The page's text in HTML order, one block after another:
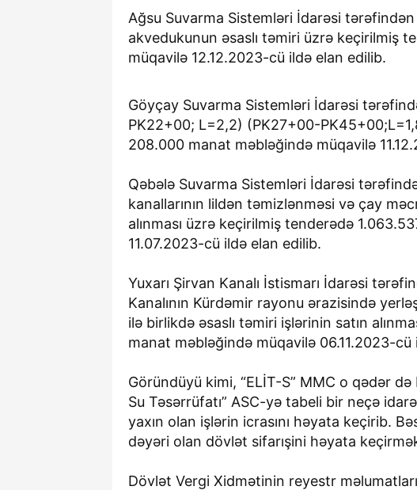
Ağsu Suvarma Sistemləri İdarəsi
akvedukunun əsaslı təmiri üzrə keçirilmiş
müqavilə 12.12.2023-cü ildə elan edilib.
Göyçay Suvarma Sistemləri İdarəsi
PK22+00; L=2,2) (PK27+00-
208.000 manat məbləğində müqavilə
Qəbələ Suvarma Sistemləri İdarəsi
kanallarının lildən təmizlənməsi və çay
alınması üzrə keçirilmiş tenderədə
11.07.2023-cü ildə elan edilib.
Yuxarı Şirvan Kanalı İstismarı İdarəsi
Kanalının Kürdəmir rayonu ərazisində
ilə birlikdə əsaslı təmiri işlərinin satın
manat məbləğində müqavilə 06.11.2023-cü
Göründüyü kimi, “ELİT-S” MMC o qədər
Su Təsərrüfatı” ASC-yə tabeli bir neçə
yaxın olan işlərin icrasını həyata keçirib.
dəyəri olan dövlət sifarışini həyata
Dövlət Vergi Xidmətinin reyestr